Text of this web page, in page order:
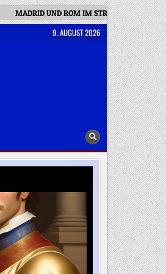
MADRID UND ROM IM STREIT: IHREN
9. AUGUST 2026